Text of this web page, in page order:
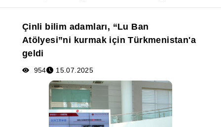
Yayınlar
Medya
Poster
Çinli bilim adamları, “Lu Ban
Atölyesi”ni kurmak için Türkmenistan'a
geldi
954 15.07.2025